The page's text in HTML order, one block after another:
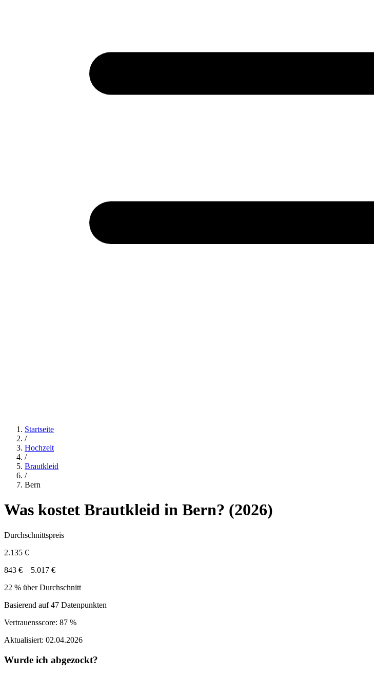
Startseite
/
Hochzeit
/
Brautkleid
/
Bern
Was kostet Brautkleid in Bern? (2026)
Durchschnittspreis
2.135 €
843 € – 5.017 €
22 % über Durchschnitt
Basierend auf47 Datenpunkten
Vertrauensscore: 87 %
Aktualisiert: 02.04.2026
Wurde ich abgezockt?